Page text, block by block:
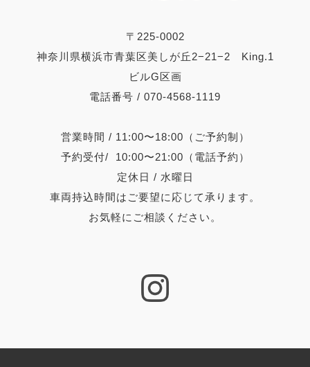
〒225-0002
神奈川県横浜市青葉区美しが丘2−21−2 King.1
ビルG区画
電話番号 / 070-4568-1119
営業時間 / 11:00〜18:00（ご予約制）
予約受付/ 10:00〜21:00（電話予約）
定休日 / 水曜日
車両持込時間はご要望に応じて承ります。
お気軽にご相談ください。